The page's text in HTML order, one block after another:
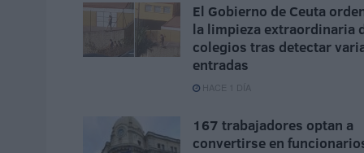
El Gobierno de Ceuta
la limpieza extraordinaria
colegios tras detectar
entradas
HACE 1 DÍA
167 trabajadores optan a
convertirse en